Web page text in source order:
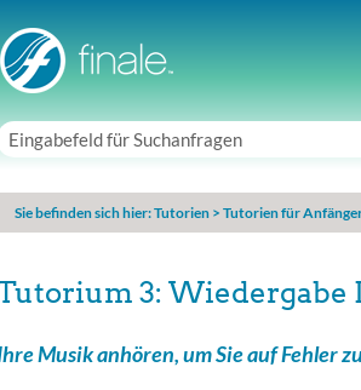
Sie befinden sich hier:Tutorien >Tutorien für
3:
Musik anhören, um Sie auf Fehler